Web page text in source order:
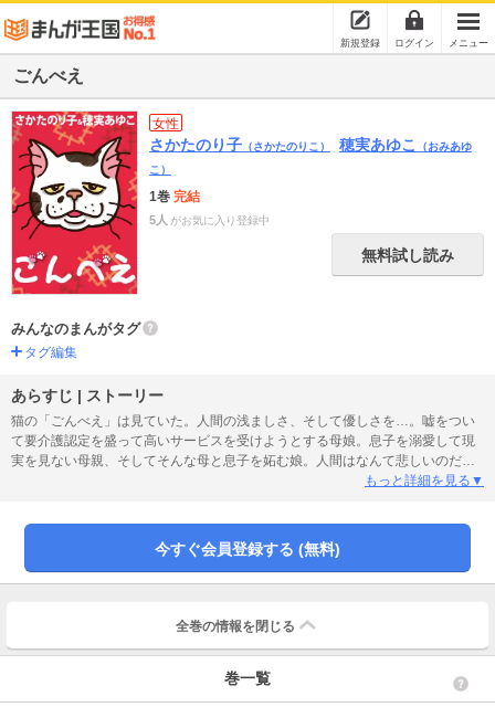
新規登録 ログイン メニュー
ごんべえ
女性
さかたのり子 （さかたのりこ） 穂実あゆこ
（おみあゆ
こ）
1巻 完結
5人 がお気に入り登録中
無料試し読み
みんなのまんがタグ
タグ編集
あらすじ | ストーリー
猫の「ごんべえ」は見ていた。人間の浅ましさ、そして優しさを…。嘘をつい
て要介護認定を盛って高いサービスを受けようとする母娘。息子を溺愛して現
実を見ない母親、そしてそんな母と息子を妬む娘。人間はなんて悲しいのだろ
う、そして愛しいのだろう…。表題作「ごんべえ」２編の他、好対照な姉妹の
う病気に悩むＯＬのふれあいを描いた「まわり道のふたり」を収録。
もっと詳細を見る▼
今すぐ会員登録する (無料)
全巻の情報を 閉じる
巻一覧